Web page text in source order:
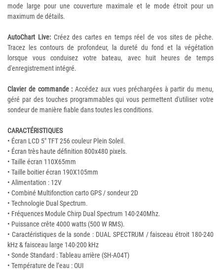
mode large pour une couverture maximale et le mode étroit pour un
maximum de détails.
AutoChart Live: Créez des cartes en temps réel de vos sites de pêche.
Tracez les contours de profondeur, la dureté du fond et la végétation
lorsque vous conduisez votre bateau, avec huit heures de temps
d'enregistrement intégré.
Clavier de commande :Accédez aux vues préchargées à partir du menu,
géré par des touches programmables qui vous permettent d'utiliser votre
sondeur de manière fiable dans toutes les conditions.
CARACTÉRISTIQUES
• Écran LCD 5" TFT 256 couleur Plein Soleil.
• Écran très haute définition 800x480 pixels.
• Taille écran 110X65mm
• Taille boitier écran 190X105mm
• Alimentation : 12V
• Combiné Multifonction carto GPS / sondeur 2D
• Technologie Dual Spectrum.
• Fréquences Module Chirp Dual Spectrum 140-240Mhz.
• Puissance crête 4000 watts (500 W RMS).
• Caractéristiques de la sonde : DUAL SPECTRUM / faisceau étroit 180-240
kHz & faisceau large 140-200 kHz
• Sonde Standard : Tableau arrière (SH-A04T)
• Température de l’eau : OUI